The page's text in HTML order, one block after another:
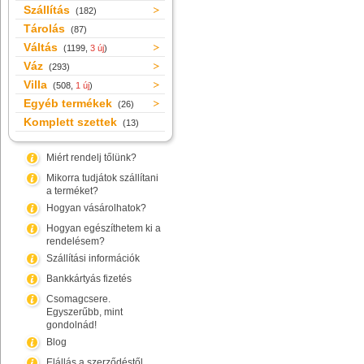
Szállítás (182)
Tárolás (87)
Váltás (1199, 3 új)
Váz (293)
Villa (508, 1 új)
Egyéb termékek (26)
Komplett szettek (13)
Miért rendelj tőlünk?
Mikorra tudjátok szállítani
a terméket?
Hogyan vásárolhatok?
Hogyan egészíthetem ki a
rendelésem?
Szállítási információk
Bankkártyás fizetés
Csomagcsere.
Egyszerűbb, mint
gondolnád!
Blog